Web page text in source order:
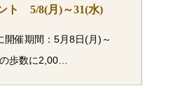
ト 5/8(月)～31(水)
開催期間：5月8日(月)～
歩数に2,00…